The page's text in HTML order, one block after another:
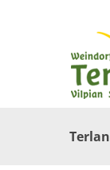
Terlan